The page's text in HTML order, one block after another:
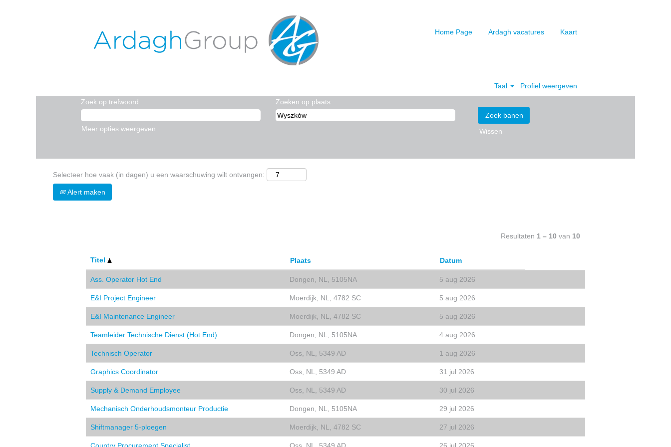
Home Page Ardagh vacatures Kaart
Taal Profiel weergeven
Zoekresultaten voor "Wyszków".
Er zijn momenteel geen vacatures die matchen met " Wyszków".
De 10 meest recente banen die door ARDAGH GROUP zijn geplaatst, worden hieronder voor u weergegeven.
Zoek op trefwoord Zoeken op plaats
Meer opties weergeven Wissen
Selecteer hoe vaak (in dagen) u een waarschuwing wilt ontvangen:
Alert maken
Resultaten 1 – 10 van 10
Titel Plaats Datum
Ass. Operator Hot End Dongen, NL, 5105NA 5 aug 2026
E&I Project Engineer Moerdijk, NL, 4782 SC 5 aug 2026
E&I Maintenance Engineer Moerdijk, NL, 4782 SC 5 aug 2026
Teamleider Technische Dienst (Hot End) Dongen, NL, 5105NA 4 aug 2026
Technisch Operator Oss, NL, 5349 AD 1 aug 2026
Graphics Coordinator Oss, NL, 5349 AD 31 jul 2026
Supply & Demand Employee Oss, NL, 5349 AD 30 jul 2026
Mechanisch Onderhoudsmonteur Productie Dongen, NL, 5105NA 29 jul 2026
Shiftmanager 5-ploegen Moerdijk, NL, 4782 SC 27 jul 2026